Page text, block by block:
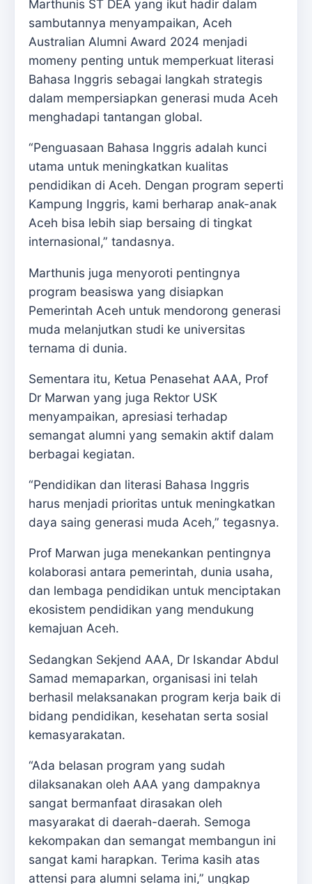
Marthunis ST DEA yang ikut hadir dalam
sambutannya menyampaikan, Aceh
Australian Alumni Award 2024 menjadi
momeny penting untuk memperkuat literasi
Bahasa Inggris sebagai langkah strategis
dalam mempersiapkan generasi muda Aceh
menghadapi tantangan global.
“Penguasaan Bahasa Inggris adalah kunci
utama untuk meningkatkan kualitas
pendidikan di Aceh. Dengan program seperti
Kampung Inggris, kami berharap anak-anak
Aceh bisa lebih siap bersaing di tingkat
internasional,” tandasnya.
Marthunis juga menyoroti pentingnya
program beasiswa yang disiapkan
Pemerintah Aceh untuk mendorong generasi
muda melanjutkan studi ke universitas
ternama di dunia.
Sementara itu, Ketua Penasehat AAA, Prof
Dr Marwan yang juga Rektor USK
menyampaikan, apresiasi terhadap
semangat alumni yang semakin aktif dalam
berbagai kegiatan.
“Pendidikan dan literasi Bahasa Inggris
harus menjadi prioritas untuk meningkatkan
daya saing generasi muda Aceh,” tegasnya.
Prof Marwan juga menekankan pentingnya
kolaborasi antara pemerintah, dunia usaha,
dan lembaga pendidikan untuk menciptakan
ekosistem pendidikan yang mendukung
kemajuan Aceh.
Sedangkan Sekjend AAA, Dr Iskandar Abdul
Samad memaparkan, organisasi ini telah
berhasil melaksanakan program kerja baik di
bidang pendidikan, kesehatan serta sosial
kemasyarakatan.
“Ada belasan program yang sudah
dilaksanakan oleh AAA yang dampaknya
sangat bermanfaat dirasakan oleh
masyarakat di daerah-daerah. Semoga
kekompakan dan semangat membangun ini
sangat kami harapkan. Terima kasih atas
attensi para alumni selama ini,” ungkap